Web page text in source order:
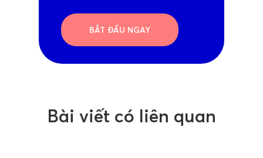
BẮT ĐẦU NGAY
Bài viết có liên quan